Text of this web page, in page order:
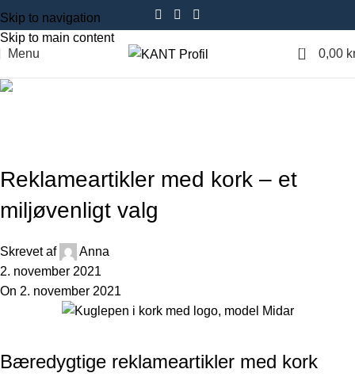
Skip to navigation
Skip to main content
Menu
0 0,00
Blog
Reklameartikler med kork – et
miljøvenligt valg
Skrevet af
Anna
2. november 2021
On 2. november 2021
Bæredygtige reklameartikler med kork